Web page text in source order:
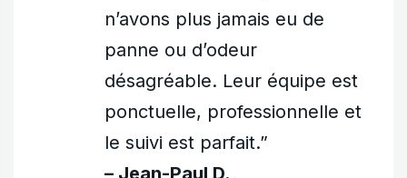
n’avons plus jamais eu de
panne ou d’odeur
désagréable. Leur équipe est
ponctuelle, professionnelle et
le suivi est parfait.”
– Jean-Paul D.,